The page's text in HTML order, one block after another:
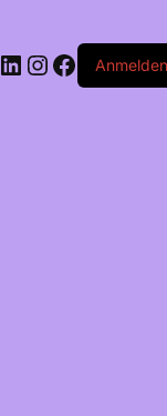
LinkedIn
Instagram
Anmelden